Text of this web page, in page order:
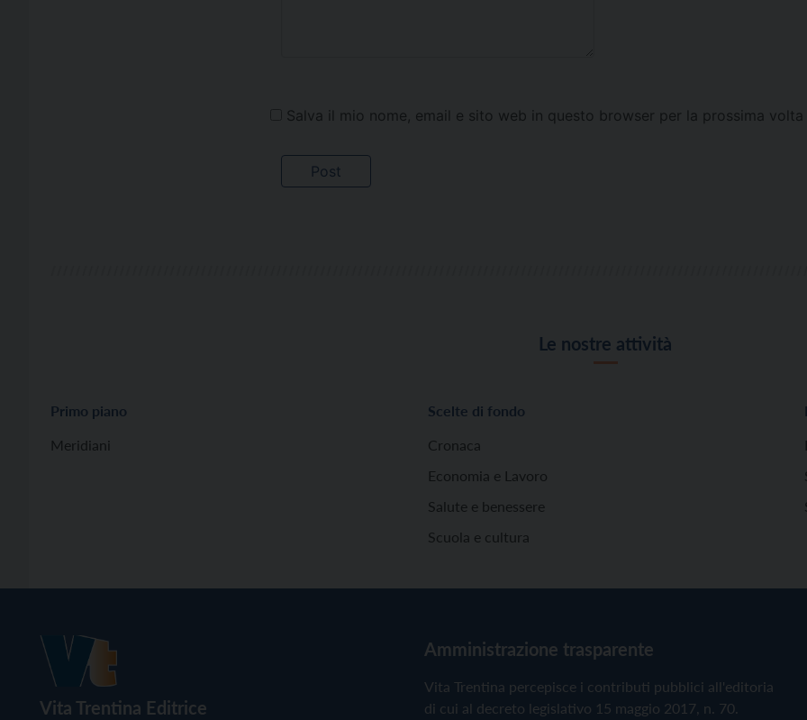
Salva il mio nome, email e sito web in questo browser per la prossima
Le nostre attività
Primo piano
Meridiani
Scelte di fondo
Cronaca
Economia e Lavoro
Salute e benessere
Scuola e cultura
Vita Trentina Editrice
Amministrazione trasparente
Vita Trentina percepisce i contributi pubblici all'editoria
di cui al decreto legislativo 15 maggio 2017, n. 70.